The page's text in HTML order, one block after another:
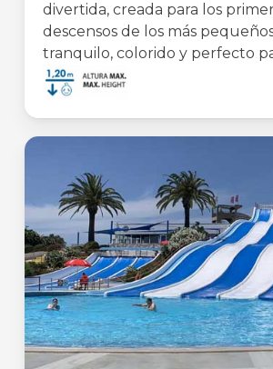
divertida, creada para los
descensos de los más
tranquilo, colorido y perfecto